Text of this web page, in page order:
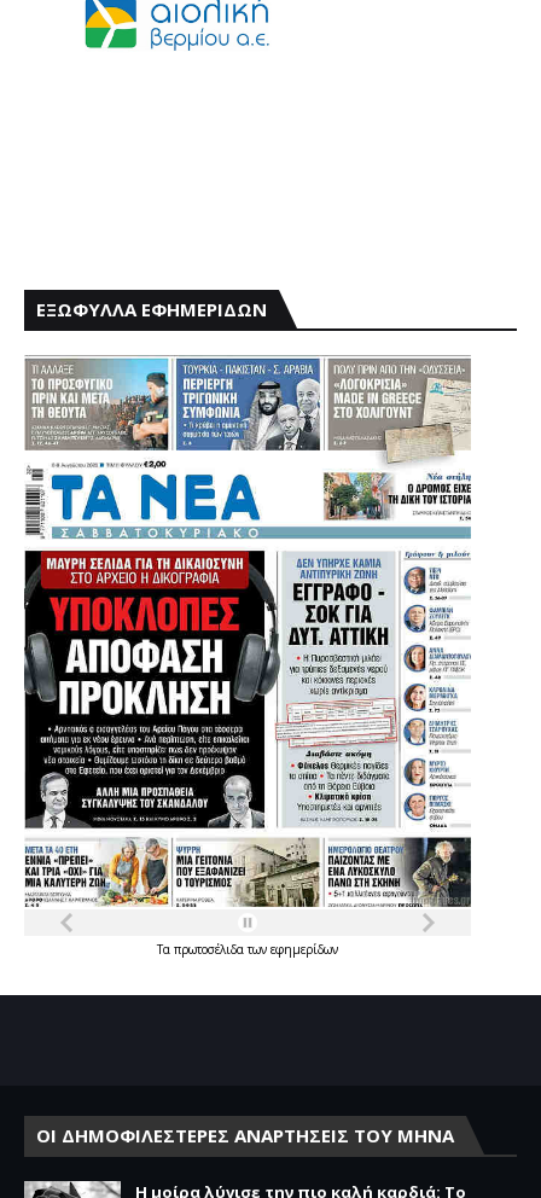
ΕΞΩΦΥΛΛΑ ΕΦΗΜΕΡΙΔΩΝ
Τα πρωτοσέλιδατων εφημερίδων
ΟΙ ΔΗΜΟΦΙΛΕΣΤΕΡΕΣ ΑΝΑΡΤΗΣΕΙΣ ΤΟΥ ΜΗΝΑ
Η μοίρα λύγισε την πιο καλή καρδιά: Το